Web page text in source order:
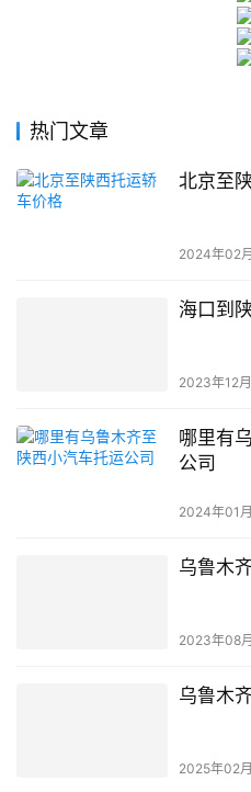
热门文章
北京至
2024年02
海口到
2023年12
哪里有
公司
2024年01
乌鲁木
2023年08
乌鲁木
2025年02